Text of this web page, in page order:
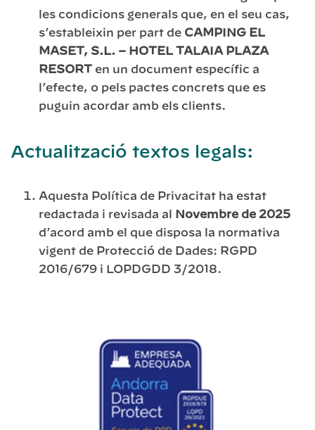
les condicions generals que, en el seu cas,
s’estableixin per part de CAMPING EL
MASET, S.L. – HOTEL TALAIA PLAZA
RESORT en un document específic a
l’efecte, o pels pactes concrets que es
puguin acordar amb els clients.
Actualització textos legals:
Aquesta Política de Privacitat ha estat
redactada i revisada al
Novembre de 2025
d’acord amb el que disposa la normativa
vigent de Protecció de Dades: RGPD
2016/679 i LOPDGDD 3/2018.